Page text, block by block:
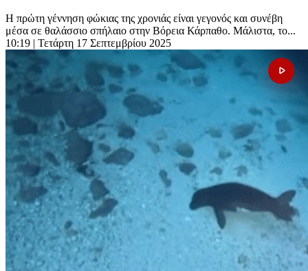
Η πρώτη γέννηση φώκιας της χρονιάς είναι γεγονός και συνέβη
μέσα σε θαλάσσιο σπήλαιο στην Βόρεια Κάρπαθο. Μάλιστα, το...
10:19 | Τετάρτη 17 Σεπτεμβρίου 2025